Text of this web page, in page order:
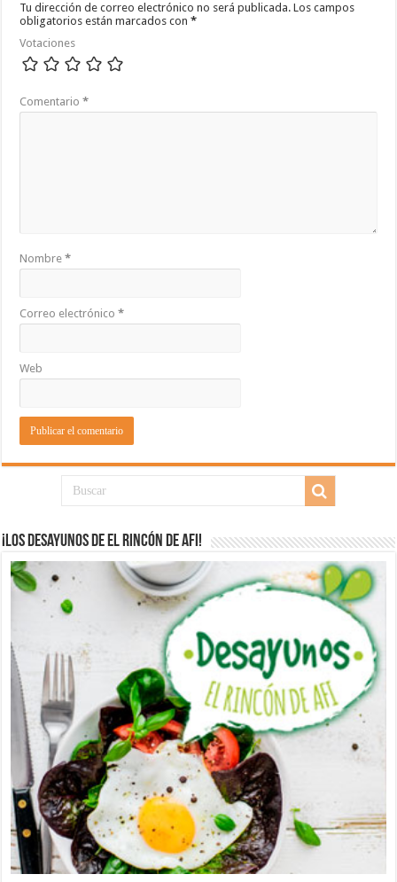
Tu dirección de correo electrónico no será publicada. Los campos
obligatorios están marcados con*
Votaciones
Comentario*
Nombre*
Correo electrónico*
Web
¡Los desayunos de El Rincón de Afi!